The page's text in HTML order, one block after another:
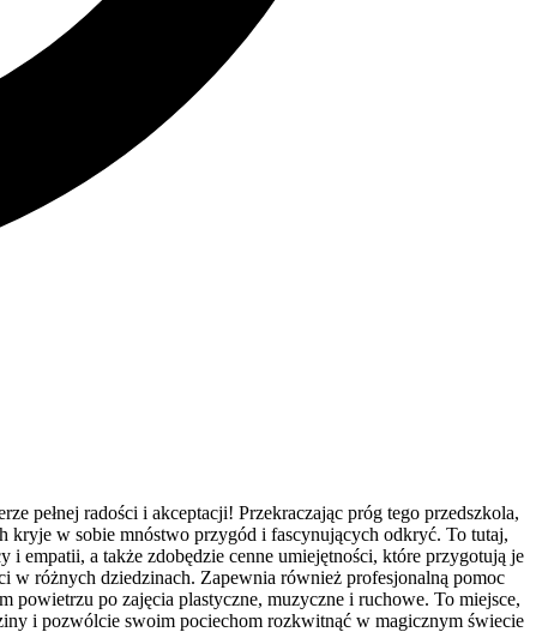
pełnej radości i akceptacji! Przekraczając próg tego przedszkola,
kryje w sobie mnóstwo przygód i fascynujących odkryć. To tutaj,
i empatii, a także zdobędzie cenne umiejętności, które przygotują je
w różnych dziedzinach. Zapewnia również profesjonalną pomoc
po zajęcia plastyczne, muzyczne i ruchowe. To miejsce,
i pozwólcie swoim pociechom rozkwitnąć w magicznym świecie